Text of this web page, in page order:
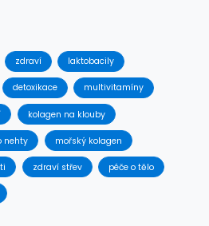
zdraví laktobacily
detoxikace multivitamíny
kolagen na klouby
nehty mořský kolagen
zdraví střev péče o tělo